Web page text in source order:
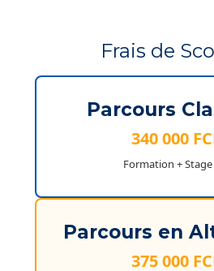
Frais de
Parcours
340 000
Formation +
Parcours en
375 000